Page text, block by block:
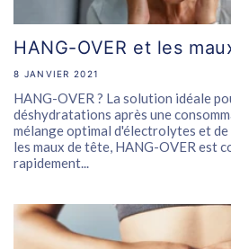
HANG-OVER et les
8 JANVIER 2021
HANG-OVER ? La solution idéale
déshydratations après une
mélange optimal d'électrolytes et
les maux de tête, HANG-OVER est
rapidement...